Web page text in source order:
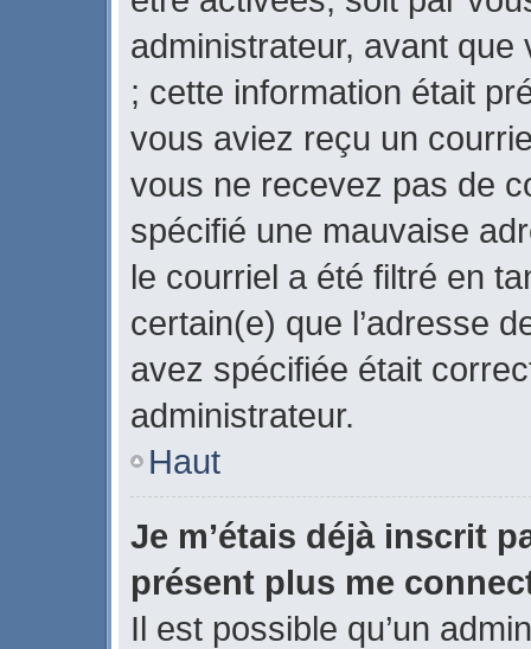
administrateur, avant
; cette information était
vous aviez reçu un
vous ne recevez pas de
spécifié une mauvaise
le courriel a été filtré en
certain(e) que l’adresse
avez spécifiée était
administrateur.
Haut
Je m’étais déjà inscrit
présent plus me
Il est possible qu’un